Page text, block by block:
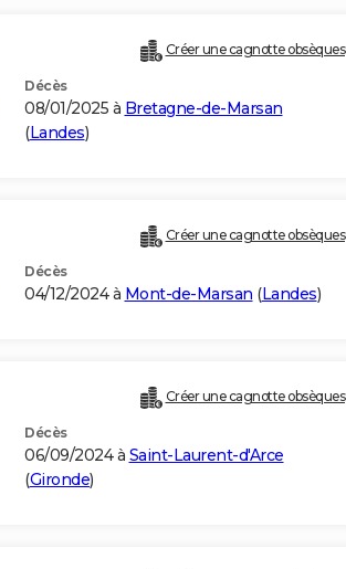
Créer une cagnotte obsèques
Décès
08/01/2025 à Bretagne-de-Marsan
(Landes)
Créer une cagnotte obsèques
Décès
04/12/2024 à Mont-de-Marsan (Landes)
Créer une cagnotte obsèques
Décès
06/09/2024 à Saint-Laurent-d'Arce
(Gironde)